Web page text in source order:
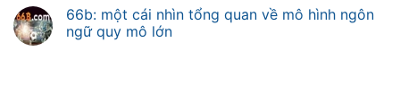
66b: một cái nhìn tổng quan về mô hình ngôn
ngữ quy mô lớn